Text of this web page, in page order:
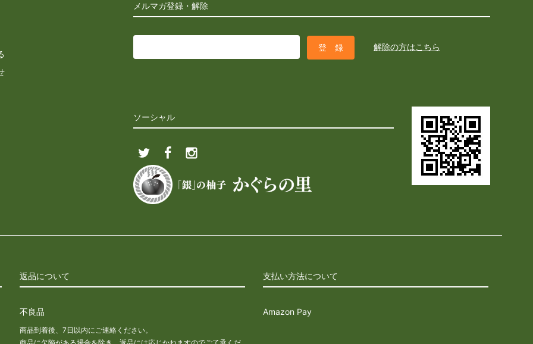
メルマガ登録・解除
解除の方はこちら
ソーシャル
返品について
不良品
商品到着後、7日以内にご連絡ください。
支払い方法について
Amazon Pay